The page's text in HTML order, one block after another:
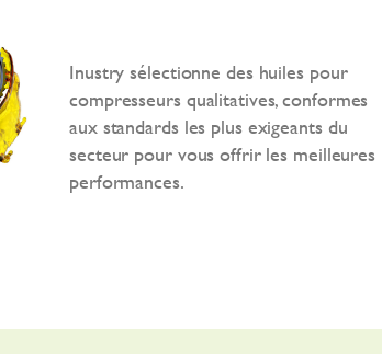
Inustry sélectionne des huiles pour
compresseurs qualitatives, conformes
aux standards les plus exigeants du
secteur pour vous offrir les meilleures
performances.